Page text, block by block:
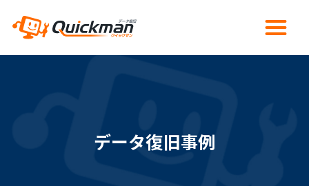
データ復旧事例